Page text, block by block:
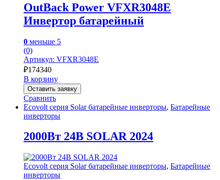
OutBack Power VFXR3048E
Инвертор батарейный
0 меньше 5
(0)
Артикул: VFXR3048E
₽174340
В корзину
Оставить заявку
Сравнить
Ecovolt серия Solar батарейные инверторы, Батарейные
инверторы
2000Вт 24В SOLAR 2024
Ecovolt серия Solar батарейные инверторы, Батарейные
инверторы